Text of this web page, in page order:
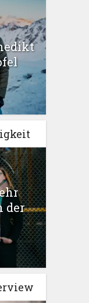
der